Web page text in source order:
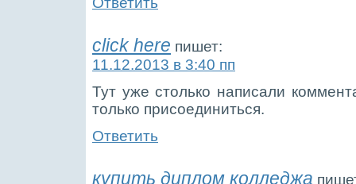
click here пишет:
11.12.2013 в 3:40 пп
Тут уже столько написали
только присоединиться.
Ответить
купить диплом колледжа